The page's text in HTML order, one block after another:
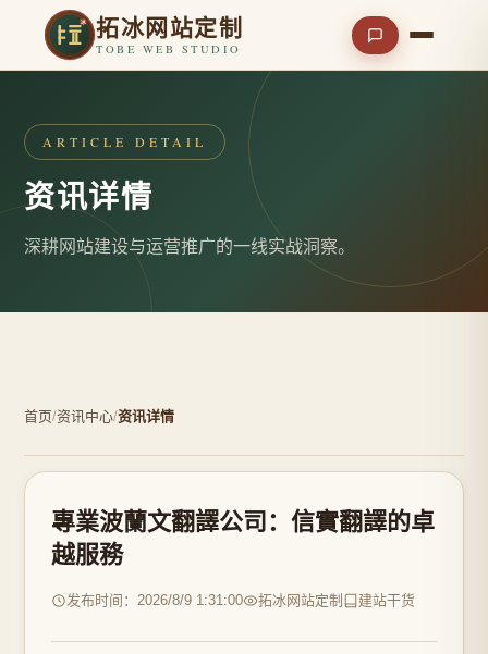
拓冰网站定制
TOBE WEB STUDIO
ARTICLE DETAIL
资讯详情
深耕网站建设与运营推广的一线实战洞察。
首页/资讯中心/资讯详情
專業波蘭文翻譯公司：信實翻譯的卓
越服務
发布时间：2026/8/9 1:31:00 拓冰网站定制 建站干货